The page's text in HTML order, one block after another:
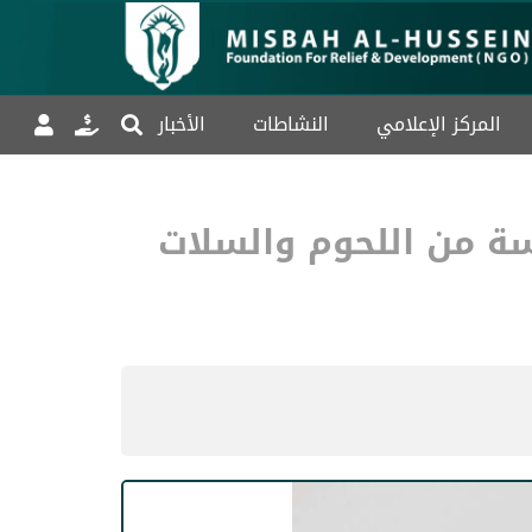
المركز الإعلامي النشاطات الأخبار
من اللحوم والسلات